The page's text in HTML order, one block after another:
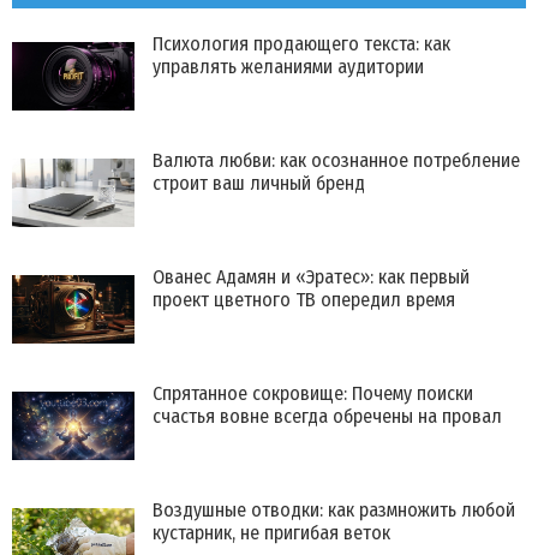
Психология продающего текста: как
управлять желаниями аудитории
Валюта любви: как осознанное потребление
строит ваш личный бренд
Ованес Адамян и «Эратес»: как первый
проект цветного ТВ опередил время
Спрятанное сокровище: Почему поиски
счастья вовне всегда обречены на провал
Воздушные отводки: как размножить любой
кустарник, не пригибая веток